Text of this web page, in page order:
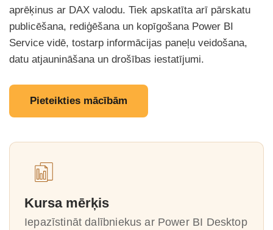
aprēķinus ar DAX valodu. Tiek apskatīta arī pārskatu
publicēšana, rediģēšana un kopīgošana Power BI
Service vidē, tostarp informācijas paneļu veidošana,
datu atjaunināšana un drošības iestatījumi.
Pieteikties mācībām
Kursa mērķis
Iepazīstināt dalībniekus ar Power BI Desktop